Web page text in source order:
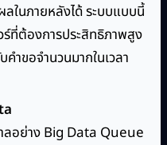
ในภายหลังได้ ระบบแบบนี้
ที่ต้องการประสิทธิภาพสูง
ำขอจำนวนมากในเวลา
ลอย่าง Big Data Queue